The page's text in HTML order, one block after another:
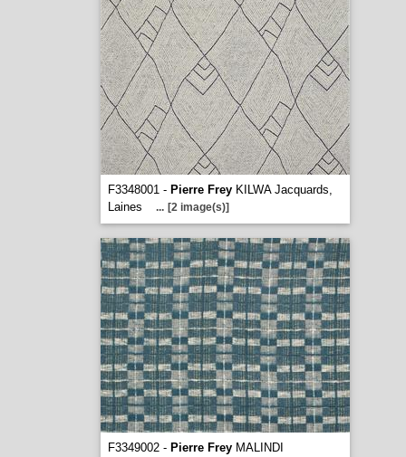
F3348001 - Pierre FreyKILWA Jacquards,
Laines
... [2 image(s)]
F3349002 - Pierre FreyMALINDI